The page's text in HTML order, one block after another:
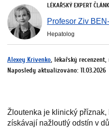
LÉKAŘSKÝ EXPERT
Profesor Ziv
Hepatolog
Alexey Krivenko, lékařský
Naposledy aktualizováno: 11.03.2026
Žloutenka je klinický
získávají nažloutlý odstín v